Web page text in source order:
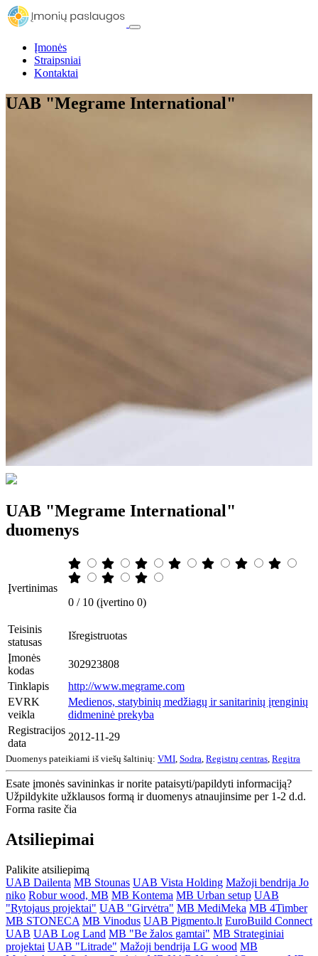
Įmonės
Straipsniai
Kontaktai
UAB "Megrame International"
UAB "Megrame International"
duomenys
Įvertinimas
0 / 10 (įvertino 0)
Teisinis
statusas
Išregistruotas
Įmonės
kodas
302923808
Tinklapis
http://www.megrame.com
EVRK
veikla
Medienos, statybinių medžiagų ir sanitarinių įrenginių
didmeninė prekyba
Registracijos
data
2012-11-29
Duomenys pateikiami iš viešų šaltinių: VMI Sodra Registrų centras Regitra
Esate įmonės savininkas ir norite pataisyti/papildyti informaciją?
Užpildykite užklausos formą ir duomenys atnaujinsime per 1-2 d.d.
Forma rasite čia
Atsiliepimai
Palikite atsiliepimą
UAB Dailenta MB Stounas UAB Vista Holding Mažoji bendrija Jo
niko Robur wood, MB MB Kontema MB Urban setup UAB
"Rytojaus projektai" UAB "Girvėtra" MB MediMeka MB 4Timber
MB STONECA MB Vinodus UAB Pigmento.lt EuroBuild Connect
UAB UAB Log Land MB "Be žalos gamtai" MB Strateginiai
projektai UAB "Litrade" Mažoji bendrija LG wood MB